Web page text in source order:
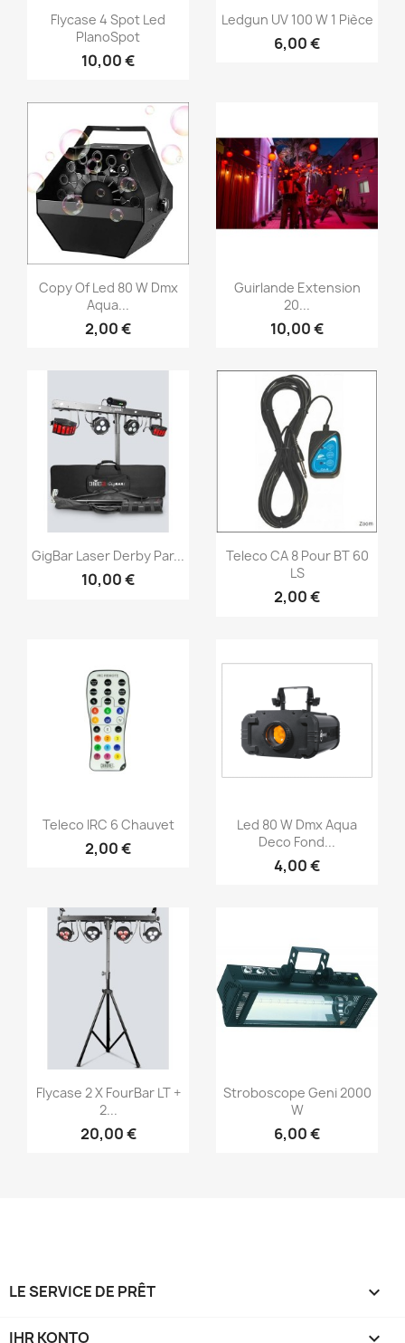
Vorschau
Flycase 4 Spot Led
PlanoSpot
10,00 €
 Vorschau
Ledgun UV 100 W 1 Pièce
6,00 €
Vorschau
Copy Of Led 80 W Dmx
Aqua...
2,00 €
Vorschau
Guirlande Extension
20...
10,00 €
Vorschau
GigBar Laser Derby Par...
10,00 €
Vorschau
Teleco CA 8 Pour BT 60
LS
2,00 €
 Vorschau
Teleco IRC 6 Chauvet
2,00 €
Vorschau
Led 80 W Dmx Aqua
Deco Fond...
4,00 €
 Vorschau
Flycase 2 X FourBar LT +
2...
20,00 €
Vorschau
Stroboscope Geni 2000
W
6,00 €
LE SERVICE DE PRÊT 
IHR KONTO